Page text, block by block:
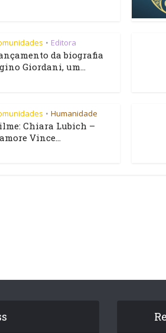
• Editora
da biografia
Giordani, um...
• Humanidade
Chiara Lubich –
Vince...